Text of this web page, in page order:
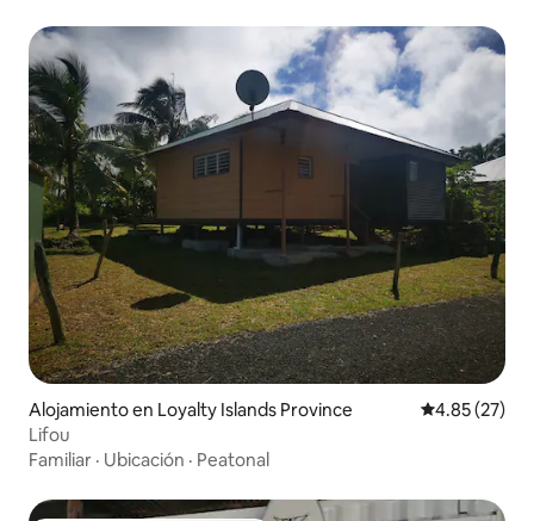
Alojamiento en Loyalty Islands Province Calificación
4.85 (27)
Lifou
Familiar · Ubicación · Peatonal